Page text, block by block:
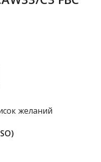
желаний